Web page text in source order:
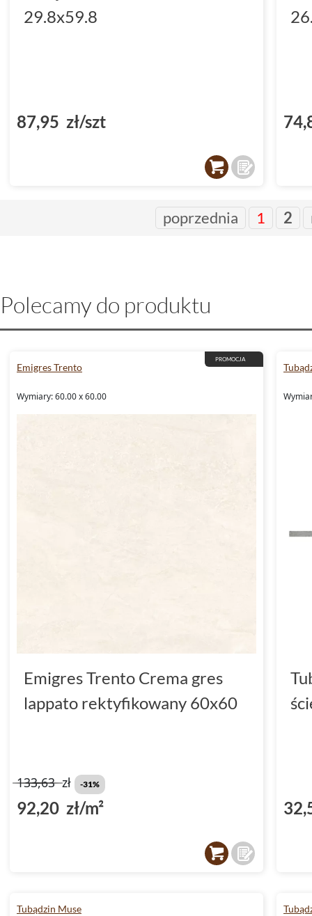
29.8x59.8
87,95 zł/szt
poprzednia 1 2
Polecamy do produktu
PROMOCJA
Emigres Trento
Wymiary: 60.00 x 60.00
Emigres Trento Crema gres
lappato rektyfikowany 60x60
133,63zł -31%
92,20 zł/m²
Tubądzin Muse